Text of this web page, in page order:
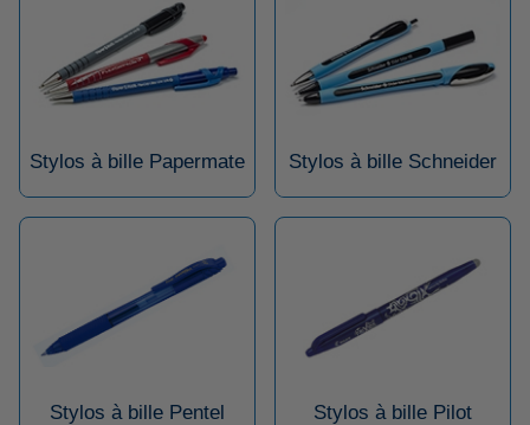
Stylos à bille Papermate Stylos à bille Schneider
Stylos à bille Pentel Stylos à bille Pilot